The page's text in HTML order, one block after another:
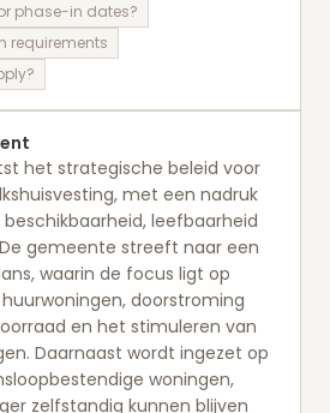
phase-in dates?
requirements
het strategische beleid voor
met een nadruk
leefbaarheid
gemeente streeft naar een
waarin de focus ligt op
doorstroming
en het stimuleren van
Daarnaast wordt ingezet op
woningen,
zelfstandig kunnen blijven